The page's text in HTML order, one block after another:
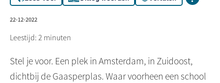
22-12-2022
Leestijd: 2 minuten
Stel je voor. Een plek in Amsterdam, in Zuidoost,
dichtbij de Gaasperplas. Waar voorheen een school